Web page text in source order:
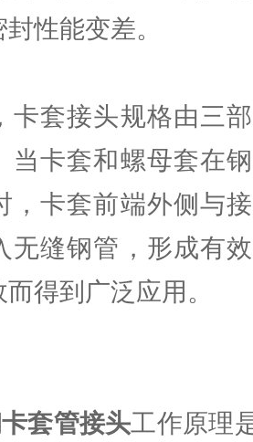
性能变差。
卡套接头规格由三
当卡套和螺母套在
，卡套前端外侧与
无缝钢管，形成有
得到广泛应用。
套管接头工作原理